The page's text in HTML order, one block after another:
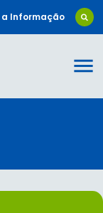
a Informação